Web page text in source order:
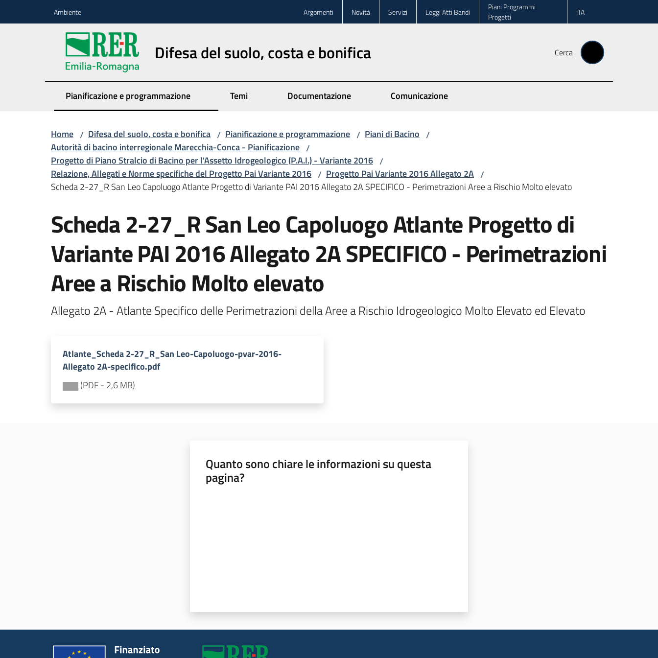
Ambiente Argomenti Novità Servizi Leggi Atti Bandi
Piani Programmi
Progetti
ITA
Difesa del suolo, costa e bonifica Cerca
Pianificazione e programmazione Temi Documentazione Comunicazione
Home / Difesa del suolo, costa e bonifica / Pianificazione e programmazione / Piani di Bacino /
Autorità di bacino interregionale Marecchia-Conca - Pianificazione /
Progetto di Piano Stralcio di Bacino per l'Assetto Idrogeologico (P.A.I.) - Variante 2016 /
Relazione, Allegati e Norme specifiche del Progetto Pai Variante 2016 / Progetto Pai Variante 2016 Allegato 2A /
Scheda 2-27_R San Leo Capoluogo Atlante Progetto di Variante PAI 2016 Allegato 2A SPECIFICO - Perimetrazioni Aree a Rischio Molto elevato
Scheda 2-27_R San Leo Capoluogo Atlante Progetto di
Variante PAI 2016 Allegato 2A SPECIFICO - Perimetrazioni
Aree a Rischio Molto elevato
Atlante_Scheda 2-27_R_San Leo-Capoluogo-pvar-2016-
Allegato 2A-specifico.pdf
(PDF- 2,6 MB)
Quanto sono chiare le informazioni su questa
pagina?